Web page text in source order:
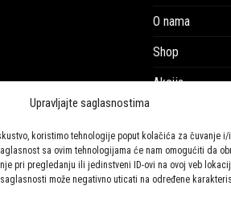
Upravljajte saglasnostima
koristimo tehnologije poput kolačića za čuvanje
sa ovim tehnologijama će nam omogućiti da
pri pregledanju ili jedinstveni ID-ovi na ovoj veb
može negativno uticati na određene
O nama
Shop
Akcija
Katalozi
Galerija